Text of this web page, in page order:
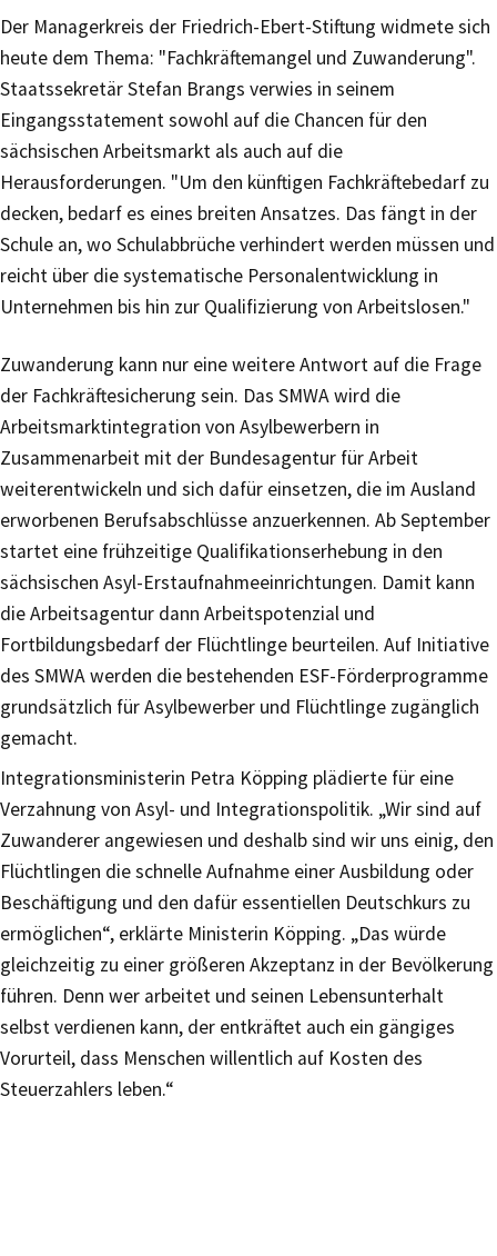
Der Managerkreis der Friedrich-Ebert-Stiftung widmete sich
heute dem Thema: "Fachkräftemangel und Zuwanderung".
Staatssekretär Stefan Brangs verwies in seinem
Eingangsstatement sowohl auf die Chancen für den
sächsischen Arbeitsmarkt als auch auf die
Herausforderungen. "Um den künftigen Fachkräftebedarf zu
decken, bedarf es eines breiten Ansatzes. Das fängt in der
Schule an, wo Schulabbrüche verhindert werden müssen und
reicht über die systematische Personalentwicklung in
Unternehmen bis hin zur Qualifizierung von Arbeitslosen."
Zuwanderung kann nur eine weitere Antwort auf die Frage
der Fachkräftesicherung sein. Das SMWA wird die
Arbeitsmarktintegration von Asylbewerbern in
Zusammenarbeit mit der Bundesagentur für Arbeit
weiterentwickeln und sich dafür einsetzen, die im Ausland
erworbenen Berufsabschlüsse anzuerkennen. Ab September
startet eine frühzeitige Qualifikationserhebung in den
sächsischen Asyl-Erstaufnahmeeinrichtungen. Damit kann
die Arbeitsagentur dann Arbeitspotenzial und
Fortbildungsbedarf der Flüchtlinge beurteilen. Auf Initiative
des SMWA werden die bestehenden ESF-Förderprogramme
grundsätzlich für Asylbewerber und Flüchtlinge zugänglich
gemacht.
Integrationsministerin Petra Köpping plädierte für eine
Verzahnung von Asyl- und Integrationspolitik. „Wir sind auf
Zuwanderer angewiesen und deshalb sind wir uns einig, den
Flüchtlingen die schnelle Aufnahme einer Ausbildung oder
Beschäftigung und den dafür essentiellen Deutschkurs zu
ermöglichen“, erklärte Ministerin Köpping. „Das würde
gleichzeitig zu einer größeren Akzeptanz in der Bevölkerung
führen. Denn wer arbeitet und seinen Lebensunterhalt
selbst verdienen kann, der entkräftet auch ein gängiges
Vorurteil, dass Menschen willentlich auf Kosten des
Steuerzahlers leben.“